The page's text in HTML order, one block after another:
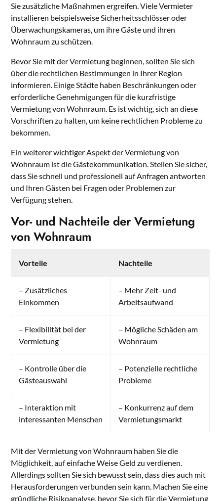
Sie zusätzliche Maßnahmen ergreifen. Viele Vermieter
installieren beispielsweise Sicherheitsschlösser oder
Überwachungskameras, um ihre Gäste und ihren
Wohnraum zu schützen.
Bevor Sie mit der Vermietung beginnen, sollten Sie sich
über die rechtlichen Bestimmungen in Ihrer Region
informieren. Einige Städte haben Beschränkungen oder
erforderliche Genehmigungen für die kurzfristige
Vermietung von Wohnraum. Es ist wichtig, sich an diese
Vorschriften zu halten, um keine rechtlichen Probleme zu
bekommen.
Ein weiterer wichtiger Aspekt der Vermietung von
Wohnraum ist die Gästekommunikation. Stellen Sie sicher,
dass Sie schnell und professionell auf Anfragen antworten
und Ihren Gästen bei Fragen oder Problemen zur
Verfügung stehen.
Vor- und Nachteile der Vermietung
von Wohnraum
Vorteile Nachteile
– Zusätzliches
Einkommen
– Mehr Zeit- und
Arbeitsaufwand
– Flexibilität bei der
Vermietung
– Mögliche Schäden am
Wohnraum
– Kontrolle über die
Gästeauswahl
– Potenzielle rechtliche
Probleme
– Interaktion mit
interessanten Menschen
– Konkurrenz auf dem
Vermietungsmarkt
Mit der Vermietung von Wohnraum haben Sie die
Möglichkeit, auf einfache Weise Geld zu verdienen.
Allerdings sollten Sie sich bewusst sein, dass dies auch mit
Herausforderungen verbunden sein kann. Machen Sie eine
gründliche Risikoanalyse, bevor Sie sich für die Vermietung